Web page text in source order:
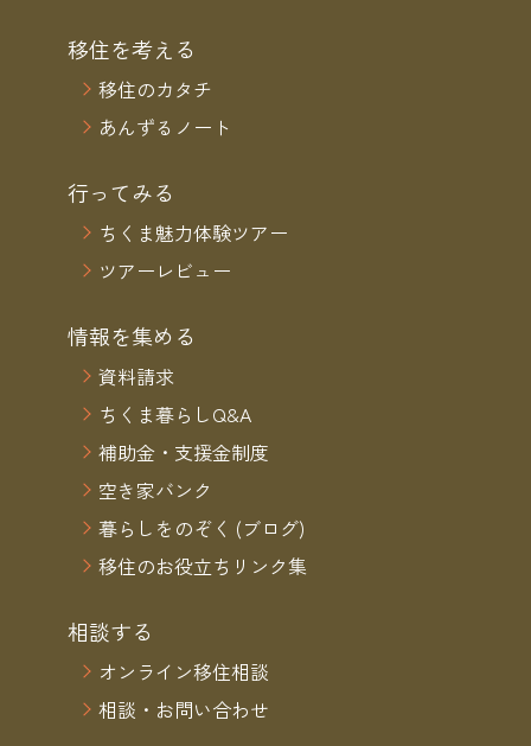
移住を考える
移住のカタチ
あんずるノート
行ってみる
ちくま魅力体験ツアー
ツアーレビュー
情報を集める
資料請求
ちくま暮らしQ&A
補助金・支援金制度
空き家バンク
暮らしをのぞく (ブログ)
移住のお役立ちリンク集
相談する
オンライン移住相談
相談・お問い合わせ